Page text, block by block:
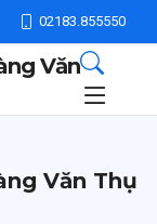
02183.855550
Văn
Văn Thụ